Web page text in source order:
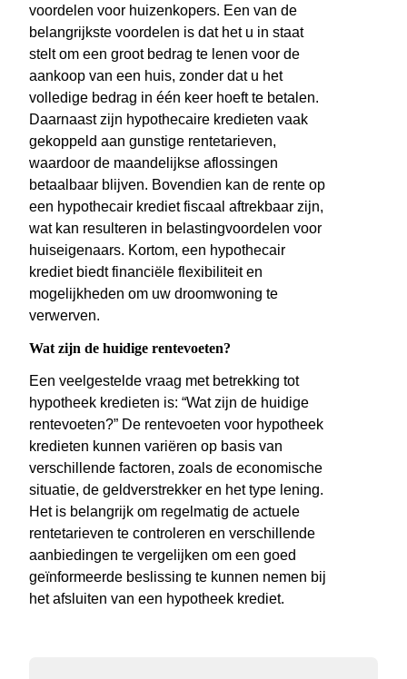
voordelen voor huizenkopers. Een van de
belangrijkste voordelen is dat het u in staat
stelt om een groot bedrag te lenen voor de
aankoop van een huis, zonder dat u het
volledige bedrag in één keer hoeft te betalen.
Daarnaast zijn hypothecaire kredieten vaak
gekoppeld aan gunstige rentetarieven,
waardoor de maandelijkse aflossingen
betaalbaar blijven. Bovendien kan de rente op
een hypothecair krediet fiscaal aftrekbaar zijn,
wat kan resulteren in belastingvoordelen voor
huiseigenaars. Kortom, een hypothecair
krediet biedt financiële flexibiliteit en
mogelijkheden om uw droomwoning te
verwerven.
Wat zijn de huidige rentevoeten?
Een veelgestelde vraag met betrekking tot
hypotheek kredieten is: “Wat zijn de huidige
rentevoeten?” De rentevoeten voor hypotheek
kredieten kunnen variëren op basis van
verschillende factoren, zoals de economische
situatie, de geldverstrekker en het type lening.
Het is belangrijk om regelmatig de actuele
rentetarieven te controleren en verschillende
aanbiedingen te vergelijken om een goed
geïnformeerde beslissing te kunnen nemen bij
het afsluiten van een hypotheek krediet.